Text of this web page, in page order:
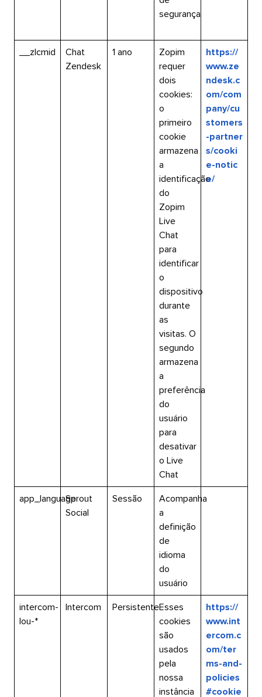
segurança​​
__zlcmid​​
Chat
Zendesk​​
1 ano​​
Zopim
requer
dois
cookies:
o
primeiro
cookie
armazena
a
identificação
do
Zopim
Live
Chat
para
identificar
o
dispositivo
durante
as
visitas. O
segundo
armazena
a
preferência
do
usuário
para
desativar
o Live
Chat​​
https://
www.ze
ndesk.c
om/com
pany/cu
stomers
-partner
s/cooki
e-notic
e/​​
app_language​​ Sprout
Social​​
Sessão​​
Acompanha
a
definição
de
idioma
do
usuário​​
intercom-
lou-*​​
Intercom​​ Persistente​​ Esses
cookies
são
usados
pela
nossa
instância
https://
www.int
ercom.c
om/ter
ms-and-
policies
#cookie